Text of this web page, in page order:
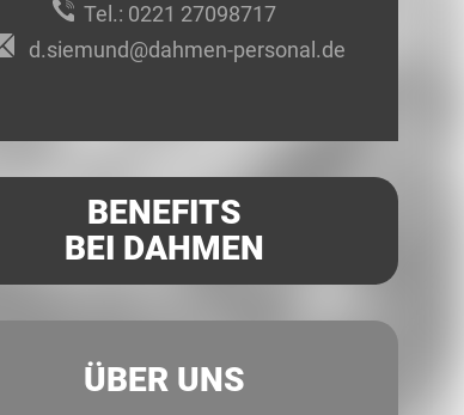
Tel.: 0221 27098717
d.siemund@dahmen-personal.de
BENEFITS
BEI DAHMEN
ÜBER UNS